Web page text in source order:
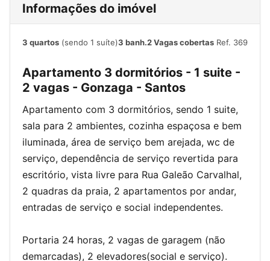
Informações do imóvel
3 quartos (sendo 1 suíte)3 banh.2 Vagas cobertas Ref. 369
Apartamento 3 dormitórios - 1 suite -
2 vagas - Gonzaga - Santos
Apartamento com 3 dormitórios, sendo 1 suite,
sala para 2 ambientes, cozinha espaçosa e bem
iluminada, área de serviço bem arejada, wc de
serviço, dependência de serviço revertida para
escritório, vista livre para Rua Galeão Carvalhal,
2 quadras da praia, 2 apartamentos por andar,
entradas de serviço e social independentes.
Portaria 24 horas, 2 vagas de garagem (não
demarcadas), 2 elevadores(social e serviço).